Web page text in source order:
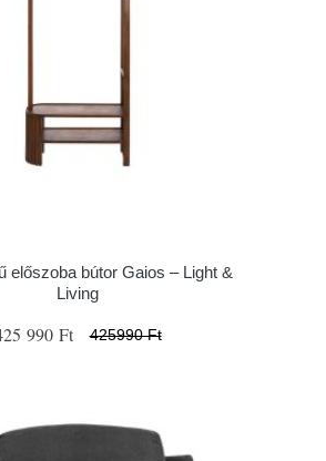
előszoba bútor Gaios – Light &
Living
990 Ft 425990 Ft